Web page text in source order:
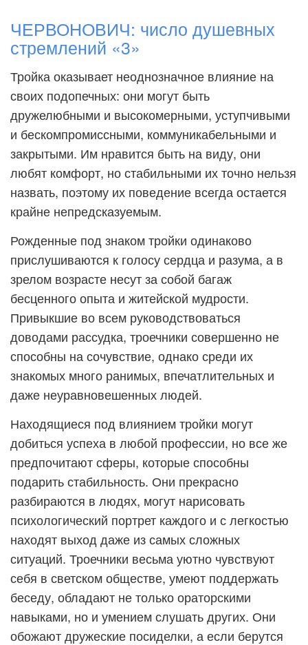
ЧЕРВОНОВИЧ: число душевных
стремлений «3»
Тройка оказывает неоднозначное влияние на
своих подопечных: они могут быть
дружелюбными и высокомерными, уступчивыми
и бескомпромиссными, коммуникабельными и
закрытыми. Им нравится быть на виду, они
любят комфорт, но стабильными их точно нельзя
назвать, поэтому их поведение всегда остается
крайне непредсказуемым.
Рожденные под знаком тройки одинаково
прислушиваются к голосу сердца и разума, а в
зрелом возрасте несут за собой багаж
бесценного опыта и житейской мудрости.
Привыкшие во всем руководствоваться
доводами рассудка, троечники совершенно не
способны на сочувствие, однако среди их
знакомых много ранимых, впечатлительных и
даже неуравновешенных людей.
Находящиеся под влиянием тройки могут
добиться успеха в любой профессии, но все же
предпочитают сферы, которые способны
подарить стабильность. Они прекрасно
разбираются в людях, могут нарисовать
психологический портрет каждого и с легкостью
находят выход даже из самых сложных
ситуаций. Троечники весьма уютно чувствуют
себя в светском обществе, умеют поддержать
беседу, обладают не только ораторскими
навыками, но и умением слушать других. Они
обожают дружеские посиделки, а если берутся